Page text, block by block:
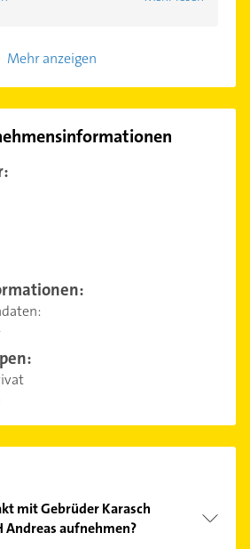
Mehr anzeigen
mit Gebrüder Karasch
Andreas aufnehmen?